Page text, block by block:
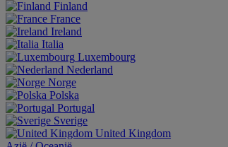
Finland
France
Ireland
Italia
Luxembourg
Nederland
Norge
Polska
Portugal
Sverige
United Kingdom